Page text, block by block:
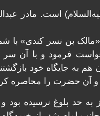
است. مادر
بن نسر کندی» با
فرمود و با آن
به جایگاه خود
و آن حضرت را محاصره
به حد بلوغ نرسیده بود